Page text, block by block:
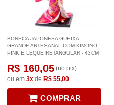
BONECA JAPONESA GUEIXA
GRANDE ARTESANAL COM KIMONO
PINK E LEQUE RETANGULAR - 43CM
R$ 160,05 (no pix)
ou em 3x de R$ 55,00
COMPRAR